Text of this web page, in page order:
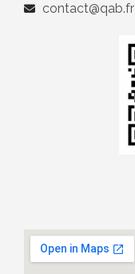
contact@qab.fr